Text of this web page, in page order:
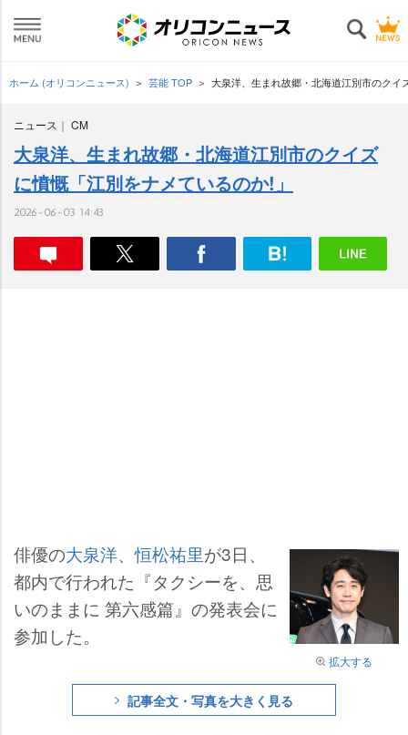
ホーム (オリコンニュース) 芸能 TOP 大泉洋、生まれ故郷・北海道江別市のクイ
ニュース CM
大泉洋、生まれ故郷・北海道江別市のクイズ
に憤慨「江別をナメているのか!」
2026-06-03 14:43
拡大する
俳優の大泉洋、恒松祐里が3日、
都内で行われた『タクシーを、思
いのままに 第六感篇』の発表会に
参加した。
記事全文・写真を大きく見る